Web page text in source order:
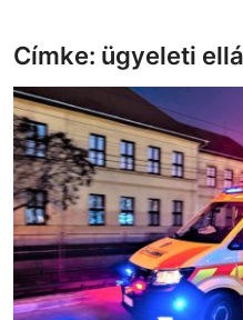
Tech
Receptek
Galéria
Címke: ügyeleti